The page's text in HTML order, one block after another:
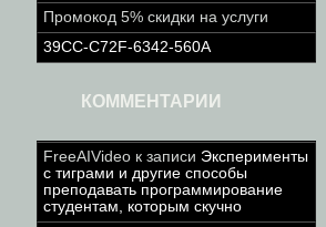
Промокод 5% скидки на услуги
39CC-C72F-6342-560A
КОММЕНТАРИИ
FreeAIVideo к записи Эксперименты
с тиграми и другие способы
преподавать программирование
студентам, которым скучно